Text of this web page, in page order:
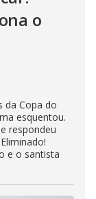
o
da Copa do
esquentou.
respondeu
e o santista